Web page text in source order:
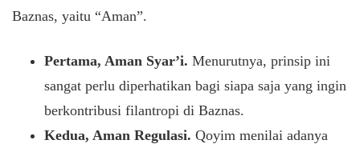
Baznas, yaitu “Aman”.
Pertama, Aman Syar’i. Menurutnya, prinsip ini
sangat perlu diperhatikan bagi siapa saja yang ingin
berkontribusi filantropi di Baznas.
Kedua, Aman Regulasi. Qoyim menilai adanya